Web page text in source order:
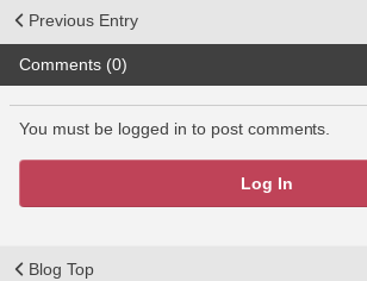
Previous Entry
Comments (0)
You must be logged in to post comments.
Log In
Blog Top